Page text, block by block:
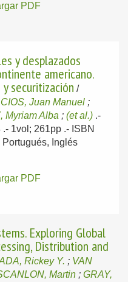
PDF
y desplazados
americano.
securitización /
Juan Manuel ;
Myriam Alba ; (et al.) .-
.- 1vol; 261pp .- ISBN
Portugués, Inglés
PDF
Exploring Global
Distribution and
Rickey Y. ; VAN
Martin ; GRAY,